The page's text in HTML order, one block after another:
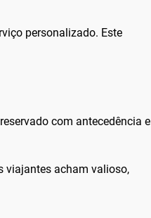
personalizado. Este
com antecedência e
viajantes acham valioso,